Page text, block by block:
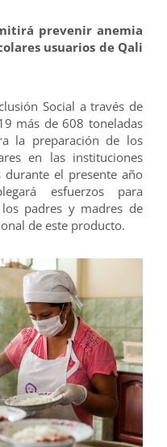
prevenir anemia
usuarios de Qali
Social a través de
más de 608 toneladas
la preparación de los
en las instituciones
durante el presente año
esfuerzos para
padres y madres de
de este producto.